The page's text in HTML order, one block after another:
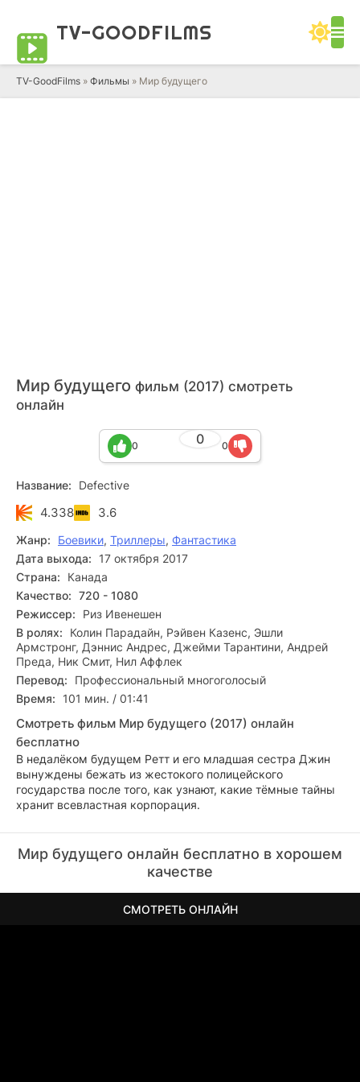
TV-GOODFILMS
TV-GoodFilms » Фильмы » Мир будущего
Мир будущего фильм (2017) смотреть
онлайн
0
0 0
Название: Defective
4.338 3.6
Жанр: Боевики, Триллеры, Фантастика
Дата выхода:
17 октября 2017
Страна:
Канада
Качество: 720 - 1080
Режиссер:
Риз Ивенешен
В ролях:
Колин Парадайн, Рэйвен Казенс, Эшли
Армстронг, Дэннис Андрес, Джейми Тарантини, Андрей
Преда, Ник Смит, Нил Аффлек
Перевод:
Профессиональный многоголосый
Время:
101 мин. / 01:41
Смотреть фильм Мир будущего (2017) онлайн
бесплатно
В недалёком будущем Ретт и его младшая сестра Джин
вынуждены бежать из жестокого полицейского
государства после того, как узнают, какие тёмные тайны
хранит всевластная корпорация.
Мир будущего онлайн бесплатно в хорошем
качестве
СМОТРЕТЬ ОНЛАЙН